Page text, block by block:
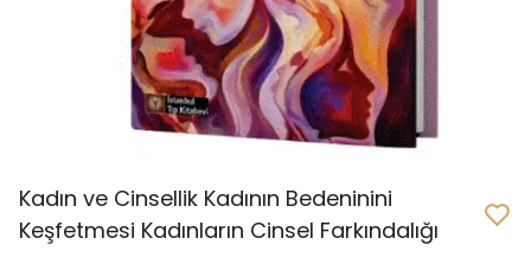
Kadın ve Cinsellik Kadının Bedeninini
Keşfetmesi Kadınların Cinsel Farkındalığı